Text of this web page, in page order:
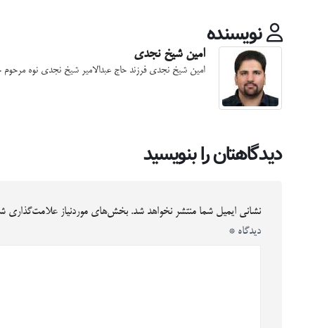
نویسنده
امین شیخ نجدی
امین شیخ نجدی فرزند حاج عبدالامیر شیخ نجدی نوه
دیدگاهتان را بنویسید
نشانی ایمیل شما منتشر نخواهد شد. بخش‌های موردنیاز علامت‌گذاری
دیدگاه *